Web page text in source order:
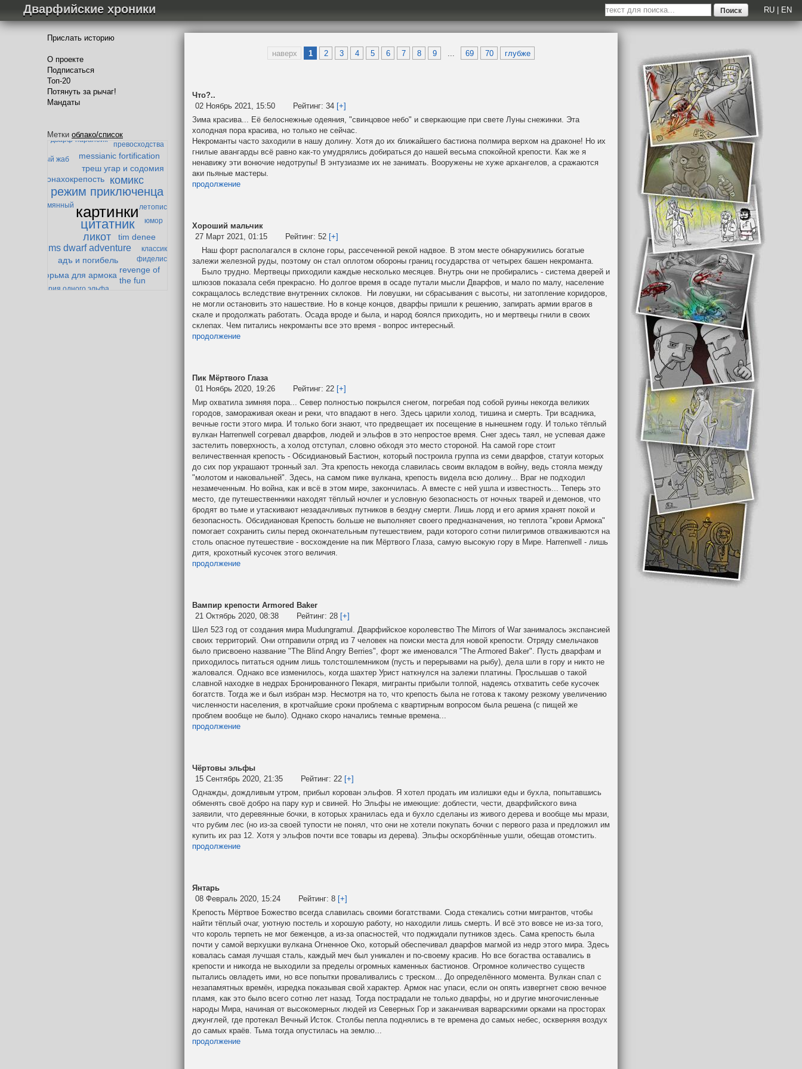
Дварфийские хроники RU EN
Прислать историю
О проекте
Подписаться
Топ-20
Потянуть за рычаг!
Мандаты
Метки облако/список
картинки
цитатник
режим приключенца
ликот
комикс
ms dwarf adventure
треш угар и содомия
tim denee
адъ и погибель
revenge of
the fun
messianic fortification
тюрьма для армока
монахокрепость
фиделис
классика
теория
превосходства
дварф-параноик
история одного эльфа
юмор
летопись
ленивый жаб
Безымянный
наверх 1 2 3 4 5 6 7 8 9 69 70 глубже
Что?..
02 Ноябрь 2021, 15:50
Рейтинг: 34 [+]
Зима красива... Её белоснежные одеяния, "свинцовое небо" и сверкающие при свете Луны снежинки. Эта
холодная пора красива, но только не сейчас.
Некроманты часто заходили в нашу долину. Хотя до их ближайшего бастиона полмира верхом на драконе! Но их
гнилые авангарды всё равно как-то умудрялись добираться до нашей весьма спокойной крепости. Как же я
ненавижу эти вонючие недотрупы! В энтузиазме их не занимать. Вооружены не хуже архангелов, а сражаются
аки пьяные мастеры.
продолжение
Хороший мальчик
27 Март 2021, 01:15
Рейтинг: 52 [+]
Наш форт располагался в склоне горы, рассеченной рекой надвое. В этом месте обнаружились богатые
залежи железной руды, поэтому он стал оплотом обороны границ государства от четырех башен некроманта.
Было трудно. Мертвецы приходили каждые несколько месяцев. Внутрь они не пробирались - система дверей и
шлюзов показала себя прекрасно. Но долгое время в осаде путали мысли Дварфов, и мало по малу, население
сокращалось вследствие внутренних склоков. Ни ловушки, ни сбрасывания с высоты, ни затопление коридоров,
не могли остановить это нашествие. Но в конце концов, дварфы пришли к решению, запирать армии врагов в
скале и продолжать работать. Осада вроде и была, и народ боялся приходить, но и мертвецы гнили в своих
склепах. Чем питались некроманты все это время - вопрос интересный.
продолжение
Пик Мёртвого Глаза
01 Ноябрь 2020, 19:26
Рейтинг: 22 [+]
Мир охватила зимняя пора... Север полностью покрылся снегом, погребая под собой руины некогда великих
городов, замораживая океан и реки, что впадают в него. Здесь царили холод, тишина и смерть. Три всадника,
вечные гости этого мира. И только боги знают, что предвещает их посещение в нынешнем году. И только тёплый
вулкан Harrenwell согревал дварфов, людей и эльфов в это непростое время. Снег здесь таял, не успевая даже
застелить поверхность, а холод отступал, словно обходя это место стороной. На самой горе стоит
величественная крепость - Обсидиановый Бастион, который построила группа из семи дварфов, статуи которых
до сих пор украшают тронный зал. Эта крепость некогда славилась своим вкладом в войну, ведь стояла между
"молотом и наковальней". Здесь, на самом пике вулкана, крепость видела всю долину... Враг не подходил
незамеченным. Но война, как и всё в этом мире, закончилась. А вместе с ней ушла и известность... Теперь это
место, где путешественники находят тёплый ночлег и условную безопасность от ночных тварей и демонов, что
бродят во тьме и утаскивают незадачливых путников в бездну смерти. Лишь лорд и его армия хранят покой и
безопасность. Обсидиановая Крепость больше не выполняет своего предназначения, но теплота "крови Армока"
помогает сохранить силы перед окончательным путешествием, ради которого сотни пилигримов отваживаются на
столь опасное путешествие - восхождение на пик Мёртвого Глаза, самую высокую гору в Мире. Harrenwell - лишь
дитя, крохотный кусочек этого величия.
продолжение
Вампир крепости Armored Baker
21 Октябрь 2020, 08:38
Рейтинг: 28 [+]
Шел 523 год от создания мира Mudungramul. Дварфийское королевство The Mirrors of War занималось экспансией
своих территорий. Они отправили отряд из 7 человек на поиски места для новой крепости. Отряду смельчаков
было присвоено название "The Blind Angry Berries", форт же именовался "The Armored Baker". Пусть дварфам и
приходилось питаться одним лишь толстошлемником (пусть и перерывами на рыбу), дела шли в гору и никто не
жаловался. Однако все изменилось, когда шахтер Урист наткнулся на залежи платины. Прослышав о такой
славной находке в недрах Бронированного Пекаря, мигранты прибыли толпой, надеясь отхватить себе кусочек
богатств. Тогда же и был избран мэр. Несмотря на то, что крепость была не готова к такому резкому увеличению
численности населения, в кротчайшие сроки проблема с квартирным вопросом была решена (с пищей же
проблем вообще не было). Однако скоро начались темные времена...
продолжение
Чёртовы эльфы
15 Сентябрь 2020, 21:35
Рейтинг: 22 [+]
Однажды, дождливым утром, прибыл корован эльфов. Я хотел продать им излишки еды и бухла, попытавшись
обменять своё добро на пару кур и свиней. Но Эльфы не имеющие: доблести, чести, дварфийского вина
заявили, что деревянные бочки, в которых хранилась еда и бухло сделаны из живого дерева и вообще мы мрази,
что рубим лес (но из-за своей тупости не понял, что они не хотели покупать бочки с первого раза и предложил им
купить их раз 12. Хотя у эльфов почти все товары из дерева). Эльфы оскорблённые ушли, обещав отомстить.
продолжение
Янтарь
08 Февраль 2020, 15:24
Рейтинг: 8 [+]
Крепость Мёртвое Божество всегда славилась своими богатствами. Сюда стекались сотни мигрантов, чтобы
найти тёплый очаг, уютную постель и хорошую работу, но находили лишь смерть. И всё это вовсе не из-за того,
что король терпеть не мог беженцов, а из-за опасностей, что поджидали путников здесь. Сама крепость была
почти у самой верхушки вулкана Огненное Око, который обеспечивал дварфов магмой из недр этого мира. Здесь
ковалась самая лучшая сталь, каждый меч был уникален и по-своему красив. Но все богаства оставались в
крепости и никогда не выходили за пределы огромных каменных бастионов. Огромное количество существ
пытались овладеть ими, но все попытки проваливались с треском... До определённого момента. Вулкан спал с
незапамятных времён, изредка показывая свой характер. Армок нас упаси, если он опять извергнет свою вечное
пламя, как это было всего сотню лет назад. Тогда пострадали не только дварфы, но и другие многочисленные
народы Мира, начиная от высокомерных людей из Северных Гор и заканчивая варварскими орками на просторах
джунглей, где протекал Вечный Исток. Столбы пепла поднялись в те времена до самых небес, оскверняя воздух
до самых краёв. Тьма тогда опустилась на землю...
продолжение